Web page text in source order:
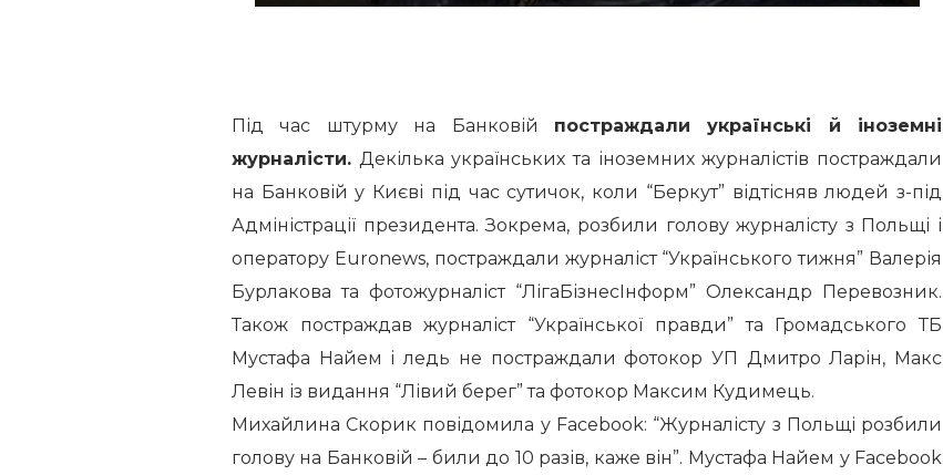
Під час штурму на Банковій постраждали українські й іноземні
журналісти.Декілька українських та іноземних журналістів постраждали
на Банковій у Києві під час сутичок, коли “Беркут” відтісняв людей з-під
Адміністрації президента. Зокрема, розбили голову журналісту з Польщі і
оператору Euronews, постраждали журналіст “Українського тижня” Валерія
Бурлакова та фотожурналіст “ЛігаБізнесІнформ” Олександр Перевозник.
Також постраждав журналіст “Української правди” та Громадського ТБ
Мустафа Найем і ледь не постраждали фотокор УП Дмитро Ларін, Макс
Левін із видання “Лівий берег” та фотокор Максим Кудимець.
Михайлина Скорик повідомила у Facebook: “Журналісту з Польщі розбили
голову на Банковій – били до 10 разів, каже він”. Мустафа Найем у Facebook